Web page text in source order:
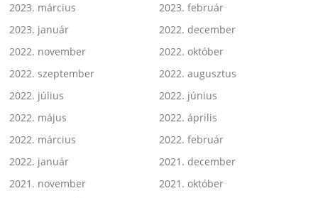
2023. március
2023. február
2023. január
2022. december
2022. november
2022. október
2022. szeptember
2022. augusztus
2022. július
2022. június
2022. május
2022. április
2022. március
2022. február
2022. január
2021. december
2021. november
2021. október